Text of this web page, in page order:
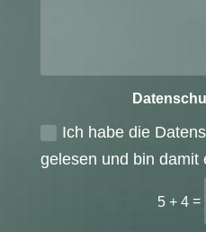
Ich habe die
gelesen und bin damit
5 + 4 =